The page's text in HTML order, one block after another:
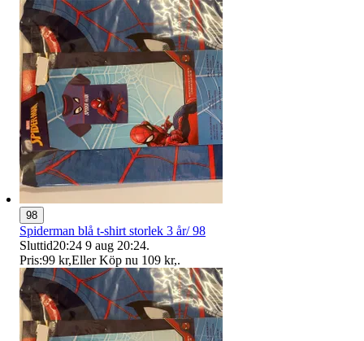
98
Spiderman blå t-shirt storlek 3 år/ 98
Sluttid20:24 9 aug 20:24.
Pris:99 kr,Eller Köp nu 109 kr,.